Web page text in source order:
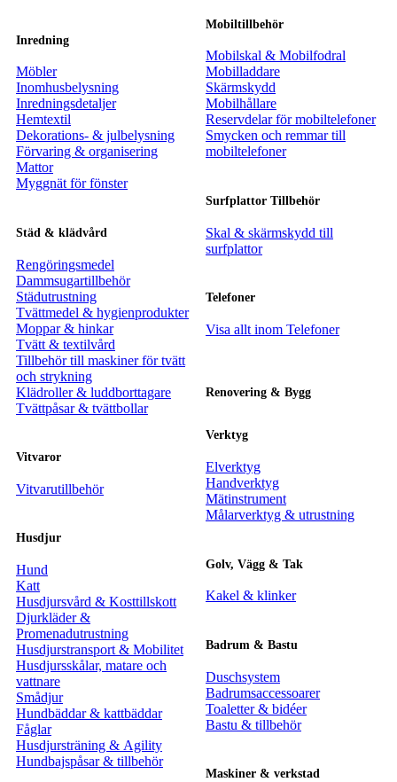
Inredning
Möbler
Inomhusbelysning
Inredningsdetaljer
Hemtextil
Dekorations- & julbelysning
Förvaring & organisering
Mattor
Myggnät för fönster
Städ & klädvård
Rengöringsmedel
Dammsugartillbehör
Städutrustning
Tvättmedel & hygienprodukter
Moppar & hinkar
Tvätt & textilvård
Tillbehör till maskiner för tvätt
och strykning
Klädroller & luddborttagare
Tvättpåsar & tvättbollar
Vitvaror
Vitvarutillbehör
Husdjur
Hund
Katt
Husdjursvård & Kosttillskott
Djurkläder &
Promenadutrustning
Husdjurstransport & Mobilitet
Husdjursskålar, matare och
vattnare
Smådjur
Hundbäddar & kattbäddar
Fåglar
Husdjursträning & Agility
Hundbajspåsar & tillbehör
Mobiltillbehör
Mobilskal & Mobilfodral
Mobilladdare
Skärmskydd
Mobilhållare
Reservdelar för mobiltelefoner
Smycken och remmar till
mobiltelefoner
Surfplattor Tillbehör
Skal & skärmskydd till
surfplattor
Telefoner
Visa allt inom Telefoner
Renovering & Bygg
Verktyg
Elverktyg
Handverktyg
Mätinstrument
Målarverktyg & utrustning
Golv, Vägg & Tak
Kakel & klinker
Badrum & Bastu
Duschsystem
Badrumsaccessoarer
Toaletter & bidéer
Bastu & tillbehör
Maskiner & verkstad